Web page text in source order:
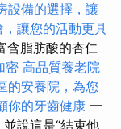
設備的選擇，讓
，讓您的活動更具
含脂肪酸的杏仁
密 高品質養老院
的安養院，為您
你的牙齒健康 一
說這是“結束他